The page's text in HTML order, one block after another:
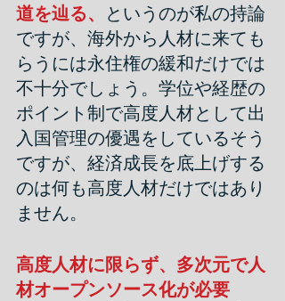
道を辿る、
というのが私の持論
ですが、海外から人材に来ても
らうには永住権の緩和だけでは
不十分でしょう。学位や経歴の
ポイント制で高度人材として出
入国管理の優遇をしているそう
ですが、経済成長を底上げする
のは何も高度人材だけではあり
ません。
高度人材に限らず、多次元で人
材オープンソース化が必要